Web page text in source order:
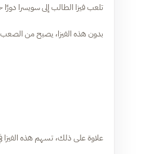
تلعب فيزا الطالب إلى سويسرا دورًا
بدون هذه الفيزا، يصبح من الصعب
علاوة على ذلك، تسهم هذه الفيزا